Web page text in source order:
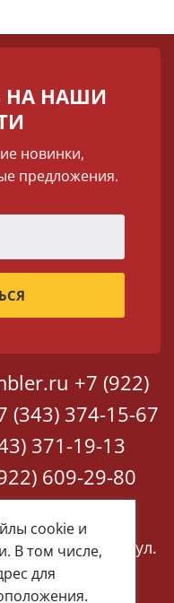
НА НАШИ
новинки,
предложения.
+7 (922)
(343) 374-15-67
371-19-13
609-29-80
Екатеринбург, ул.
76
cookie и
В том числе,
для